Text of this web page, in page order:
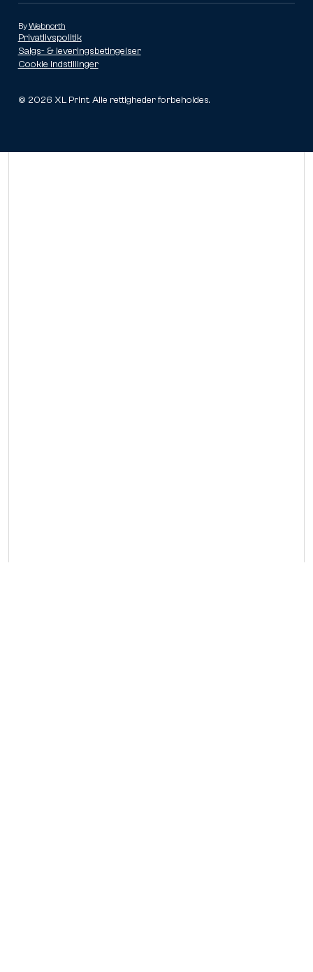
© 2026 XL Print. Alle rettigheder forbeholdes.
ByWebnorth
Privatlivspolitik
Salgs- & leveringsbetingelser
Cookie indstillinger